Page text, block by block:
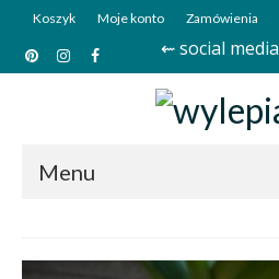
Koszyk Moje konto Zamówienia
⇜ social media
Menu